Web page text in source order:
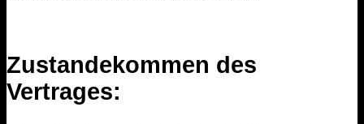
Zustandekommen des
Vertrages: